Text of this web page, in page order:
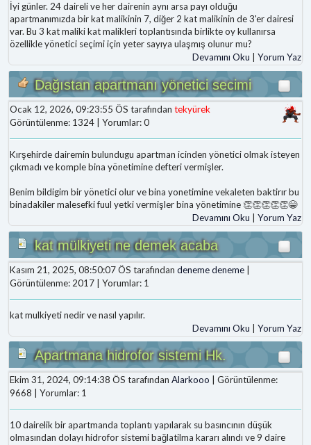
İyi günler. 24 daireli ve her dairenin aynı arsa payı olduğu
apartmanımızda bir kat malikinin 7, diğer 2 kat malikinin de 3'er dairesi
var. Bu 3 kat maliki kat malikleri toplantısında birlikte oy kullanırsa
özellikle yönetici seçimi için yeter sayıya ulaşmış olunur mu?
Devamını Oku
Yorum Yaz
Dağıstan apartmanı yönetici secimi
Ocak 12, 2026, 09:23:55 ÖS tarafından tekyürek
Görüntülenme: 1324 | Yorumlar: 0
Kırşehirde dairemin bulundugu apartman icinden yönetici olmak isteyen
çıkmadı ve komple bina yönetimine defteri vermişler.
Benim bildigim bir yönetici olur ve bina yonetimine vekaleten baktirır bu
binadakiler malesefki fuul yetki vermişler bina yönetimine 👏👏👏👏👏😁
Devamını Oku
Yorum Yaz
kat mülkiyeti ne demek acaba
Kasım 21, 2025, 08:50:07 ÖS tarafından deneme deneme |
Görüntülenme: 2017 | Yorumlar: 1
kat mulkiyeti nedir ve nasıl yapılır.
Devamını Oku | Yorum Yaz
Apartmana hidrofor sistemi Hk.
Ekim 31, 2024, 09:14:38 ÖS tarafından Alarkooo | Görüntülenme:
9668 | Yorumlar: 1
10 dairelik bir apartmanda toplantı yapılarak su basıncının düşük
olmasından dolayı hidrofor sistemi bağlatilma kararı alındı ve 9 daire